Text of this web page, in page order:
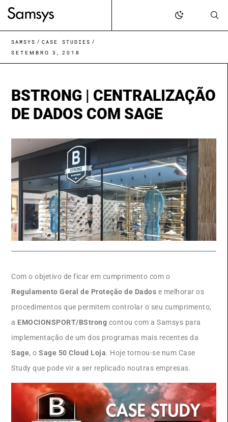
SAMSYS / CASE STUDIES /
SETEMBRO 3, 2018
BSTRONG | CENTRALIZAÇÃO
DE DADOS COM SAGE
Com o objetivo de ficar em cumprimento com o
Regulamento Geral de Proteção de Dados e melhorar os
procedimentos que permitem controlar o seu cumprimento,
a EMOCIONSPORT/BStrong contou com a Samsys para
implementação de um dos programas mais recentes da
Sage, oSage 50 Cloud Loja. Hoje tornou-se num Case
Study que pode vir a ser replicado noutras empresas.